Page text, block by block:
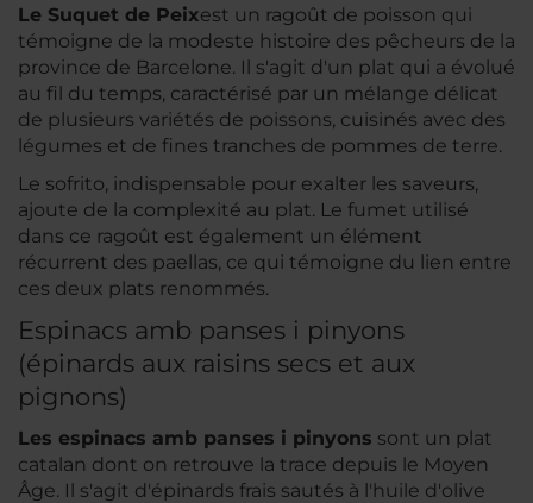
Le Suquet de Peixest un ragoût de poisson qui
témoigne de la modeste histoire des pêcheurs de la
province de Barcelone. Il s'agit d'un plat qui a évolué
au fil du temps, caractérisé par un mélange délicat
de plusieurs variétés de poissons, cuisinés avec des
légumes et de fines tranches de pommes de terre.
Le sofrito, indispensable pour exalter les saveurs,
ajoute de la complexité au plat. Le fumet utilisé
dans ce ragoût est également un élément
récurrent des paellas, ce qui témoigne du lien entre
ces deux plats renommés.
Espinacs amb panses i pinyons
(épinards aux raisins secs et aux
pignons)
Les espinacs amb panses i pinyons sont un plat
catalan dont on retrouve la trace depuis le Moyen
Âge. Il s'agit d'épinards frais sautés à l'huile d'olive